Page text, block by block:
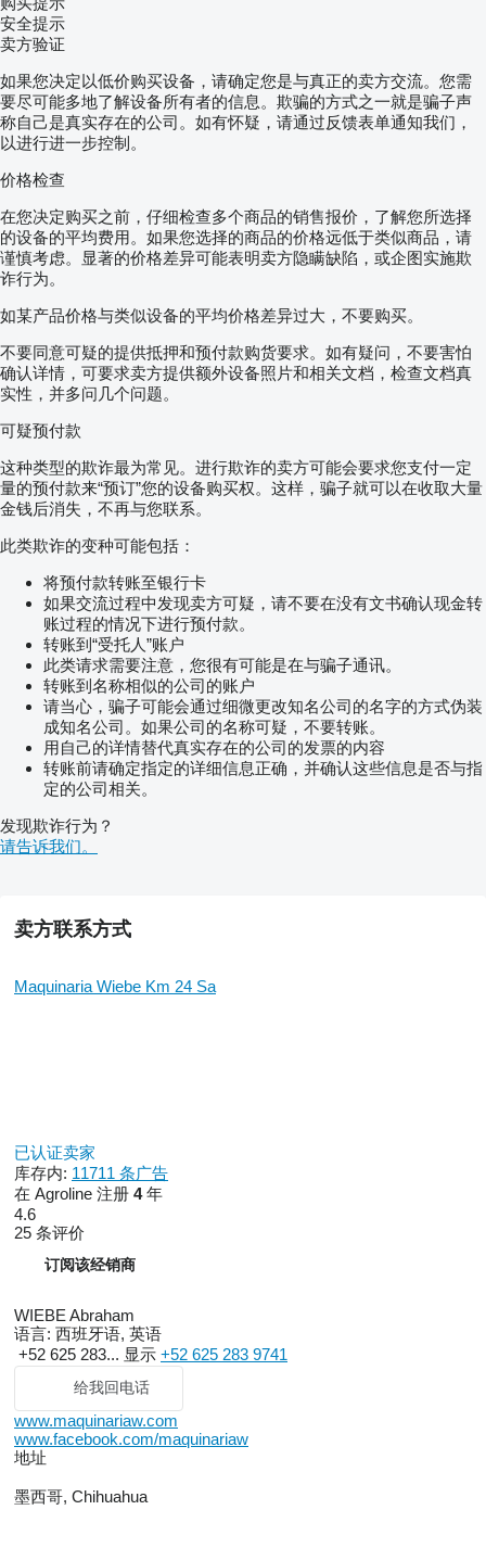
安全提示
卖方验证
如果您决定以低价购买设备，请确定您是与真正的卖方交流。您需
要尽可能多地了解设备所有者的信息。欺骗的方式之一就是骗子声
称自己是真实存在的公司。如有怀疑，请通过反馈表单通知我们，
以进行进一步控制。
价格检查
在您决定购买之前，仔细检查多个商品的销售报价，了解您所选择
的设备的平均费用。如果您选择的商品的价格远低于类似商品，请
谨慎考虑。显著的价格差异可能表明卖方隐瞒缺陷，或企图实施欺
诈行为。
如某产品价格与类似设备的平均价格差异过大，不要购买。
不要同意可疑的提供抵押和预付款购货要求。如有疑问，不要害怕
确认详情，可要求卖方提供额外设备照片和相关文档，检查文档真
实性，并多问几个问题。
可疑预付款
这种类型的欺诈最为常见。进行欺诈的卖方可能会要求您支付一定
量的预付款来“预订”您的设备购买权。这样，骗子就可以在收取大量
金钱后消失，不再与您联系。
此类欺诈的变种可能包括：
将预付款转账至银行卡
如果交流过程中发现卖方可疑，请不要在没有文书确认现金转
账过程的情况下进行预付款。
转账到“受托人”账户
此类请求需要注意，您很有可能是在与骗子通讯。
转账到名称相似的公司的账户
请当心，骗子可能会通过细微更改知名公司的名字的方式伪装
成知名公司。如果公司的名称可疑，不要转账。
用自己的详情替代真实存在的公司的发票的内容
转账前请确定指定的详细信息正确，并确认这些信息是否与指
定的公司相关。
发现欺诈行为？
请告诉我们。
卖方联系方式
Maquinaria Wiebe Km 24 Sa
已认证卖家
库存内: 11711 条广告
在 Agroline 注册 4年
4.6
25 条评价
订阅该经销商
WIEBE Abraham
语言: 西班牙语, 英语
+52 625 283... 显示 +52 625 283 9741
给我回电话
www.maquinariaw.com
www.facebook.com/maquinariaw
地址
墨西哥, Chihuahua